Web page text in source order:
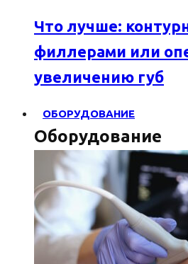
Что лучше:
филлерами или
увеличению губ
ОБОРУДОВАНИЕ
Оборудование